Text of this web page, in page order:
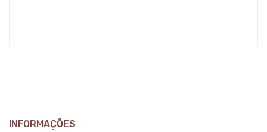
INFORMAÇÕES